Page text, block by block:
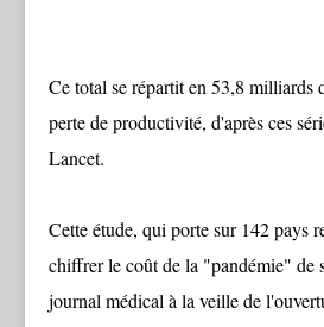
Ce total se répartit en 53,8 milliards
perte de productivité, d'après ces
Lancet.
Cette étude, qui porte sur 142 pays
chiffrer le coût de la "pandémie" de
journal médical à la veille de